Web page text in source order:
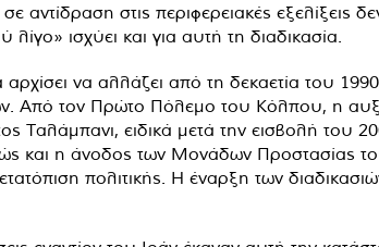
στις περιφερειακές εξελίξεις
ισχύει και για αυτή τη διαδικασία.
να αλλάζει από τη δεκαετία του
Από τον Πρώτο Πόλεμο του Κόλπου, η
ειδικά μετά την εισβολή του
και η άνοδος των Μονάδων Προστασίας
πολιτικής. Η έναρξη των